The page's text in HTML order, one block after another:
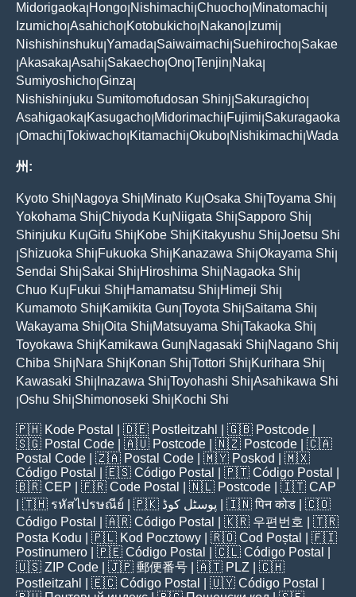
Midorigaoka Hongo Nishimachi Chuocho Minatomachi
Izumicho Asahicho Kotobukicho Nakano Izumi
Nishishinshuku Yamada Saiwaimachi Suehirocho Sakae
Akasaka Asahi Sakaecho Ono Tenjin Naka
Sumiyoshicho Ginza
Nishishinjuku Sumitomofudosan Shinj Sakuragicho
Asahigaoka Kasugacho Midorimachi Fujimi Sakuragaoka
Omachi Tokiwacho Kitamachi Okubo Nishikimachi Wada
州:
Kyoto Shi Nagoya Shi Minato Ku Osaka Shi Toyama Shi
Yokohama Shi Chiyoda Ku Niigata Shi Sapporo Shi
Shinjuku Ku Gifu Shi Kobe Shi Kitakyushu Shi Joetsu Shi
Shizuoka Shi Fukuoka Shi Kanazawa Shi Okayama Shi
Sendai Shi Sakai Shi Hiroshima Shi Nagaoka Shi
Chuo Ku Fukui Shi Hamamatsu Shi Himeji Shi
Kumamoto Shi Kamikita Gun Toyota Shi Saitama Shi
Wakayama Shi Oita Shi Matsuyama Shi Takaoka Shi
Toyokawa Shi Kamikawa Gun Nagasaki Shi Nagano Shi
Chiba Shi Nara Shi Konan Shi Tottori Shi Kurihara Shi
Kawasaki Shi Inazawa Shi Toyohashi Shi Asahikawa Shi
Oshu Shi Shimonoseki Shi Kochi Shi
🇵🇭 Kode Postal | 🇩🇪 Postleitzahl | 🇬🇧 Postcode
🇸🇬 Postal Code | 🇦🇺 Postcode | 🇳🇿 Postcode | 🇨🇦
Postal Code | 🇿🇦 Postal Code | 🇲🇾 Poskod
| 🇲🇽
Código Postal
| 🇪🇸 Código Postal | 🇵🇹 Código Postal
🇧🇷 CEP | 🇫🇷 Code Postal | 🇳🇱 Postcode | 🇮🇹 CAP
| 🇹🇭 รหัสไปรษณีย์ | 🇵🇰 پوسٹل کوڈ | 🇮🇳पिन कोड | 🇨🇴
Código Postal
| 🇦🇷 Código Postal | 🇰🇷 우편번호
| 🇹🇷
Posta Kodu | 🇵🇱 Kod Pocztowy | 🇷🇴 Cod Poștal
| 🇫🇮
Postinumero | 🇵🇪 Código Postal | 🇨🇱 Código Postal
🇺🇸 ZIP Code | 🇯🇵 郵便番号 | 🇦🇹 PLZ | 🇨🇭
Postleitzahl
| 🇪🇨 Código Postal | 🇺🇾 Código Postal